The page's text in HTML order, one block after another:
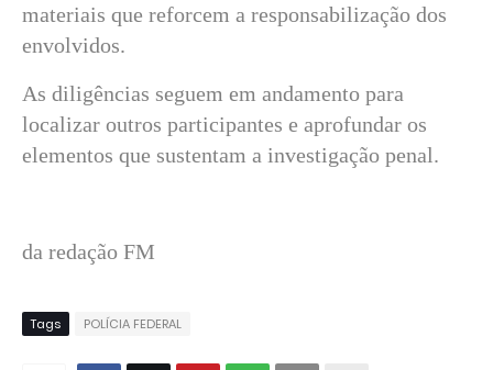
materiais que reforcem a responsabilização dos
envolvidos.
As diligências seguem em andamento para
localizar outros participantes e aprofundar os
elementos que sustentam a investigação penal.
da redação FM
Tags POLÍCIA FEDERAL